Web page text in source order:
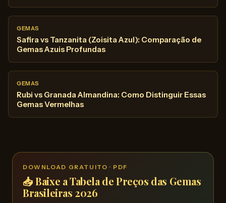
GEMAS
Safira vs Tanzanita (Zoisita Azul): Comparação de
Gemas Azuis Profundas
GEMAS
Rubi vs Granada Almandina: Como Distinguir Essas
Gemas Vermelhas
DOWNLOAD GRATUITO · PDF
📥 Baixe a Tabela de Preços das Gemas
Brasileiras 2026